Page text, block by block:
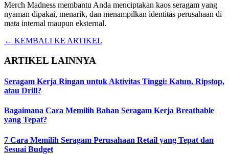
Merch Madness membantu Anda menciptakan kaos seragam yang
nyaman dipakai, menarik, dan menampilkan identitas perusahaan di
mata internal maupun eksternal.
← KEMBALI KE ARTIKEL
ARTIKEL LAINNYA
Seragam Kerja Ringan untuk Aktivitas Tinggi: Katun, Ripstop,
atau Drill?
Bagaimana Cara Memilih Bahan Seragam Kerja Breathable
yang Tepat?
7 Cara Memilih Seragam Perusahaan Retail yang Tepat dan
Sesuai Budget